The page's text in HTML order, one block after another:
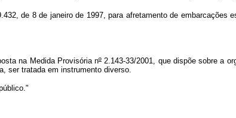
de 8 de janeiro de 1997, para afretamento de embarcações
na Medida Provisória nº 2.143-33/2001, que dispõe sobre a
ser tratada em instrumento diverso.